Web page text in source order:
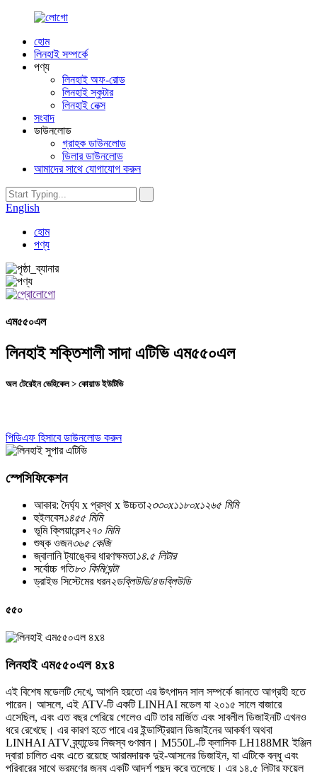
হোম
লিনহাই সম্পর্কে
পণ্য
লিনহাই অফ-রোড
লিনহাই স্কুটার
লিনহাই নেক্স
সংবাদ
ডাউনলোড
গ্রাহক ডাউনলোড
ডিলার ডাউনলোড
আমাদের সাথে যোগাযোগ করুন
English
হোম
পণ্য
এম৫৫০এল
লিনহাই শক্তিশালী সাদা এটিভি এম৫৫০এল
অল টেরেইন ভেহিকেল > কোয়াড ইউটিভি
পিডিএফ হিসাবে ডাউনলোড করুন
স্পেসিফিকেশন
আকার: দৈর্ঘ্য x প্রস্থ x উচ্চতা২৩৩০x১১৮০x১২৬৫ মিমি
হুইলবেস১৪৫৫ মিমি
ভূমি ক্লিয়ারেন্স২৭০ মিমি
শুষ্ক ওজন৩৬৫ কেজি
জ্বালানি ট্যাঙ্কের ধারণক্ষমতা১৪.৫ লিটার
সর্বোচ্চ গতি৮০ কিমি/ঘন্টা
ড্রাইভ সিস্টেমের ধরন২ডব্লিউডি/৪ডব্লিউডি
৫৫০
লিনহাই এম৫৫০এল ৪x৪
এই বিশেষ মডেলটি দেখে, আপনি হয়তো এর উৎপাদন সাল সম্পর্কে জানতে আগ্রহী হতে
পারেন। আসলে, এই ATV-টি একটি LINHAI মডেল যা ২০১৫ সালে বাজারে
এসেছিল, এবং এত বছর পেরিয়ে গেলেও এটি তার মার্জিত এবং সাবলীল ডিজাইনটি এখনও
ধরে রেখেছে। এর কারণ হতে পারে এর ইন্ডাস্ট্রিয়াল ডিজাইনের আকর্ষণ অথবা
LINHAI ATV ব্র্যান্ডের নিজস্ব গুণমান। M550L-টি ক্লাসিক LH188MR ইঞ্জিন
দ্বারা চালিত এবং এতে রয়েছে আরামদায়ক দুই-আসনের ডিজাইন, যা এটিকে বন্ধু এবং
পরিবারের সাথে ভ্রমণের জন্য একটি আদর্শ পছন্দ করে তুলেছে। এর ১৪.৫ লিটার ফুয়েল